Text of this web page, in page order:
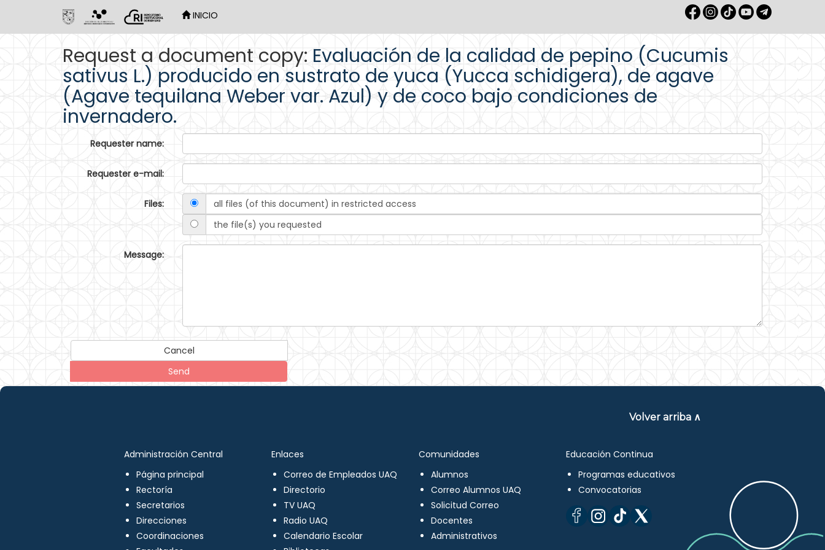
INICIO
Request a document copy: Evaluación de la calidad de pepino (Cucumis
sativus L.) producido en sustrato de yuca (Yucca schidigera), de agave
(Agave tequilana Weber var. Azul) y de coco bajo condiciones de
invernadero.
Requester name:
Requester e-mail:
Files:
all files (of this document) in restricted access
the file(s) you requested
Message:
Cancel
Send
Volver arriba ∧
Administración Central
Página principal
Rectoría
Secretarios
Direcciones
Coordinaciones
Enlaces
Correo de Empleados UAQ
Directorio
TV UAQ
Radio UAQ
Calendario Escolar
Comunidades
Alumnos
Correo Alumnos UAQ
Solicitud Correo
Docentes
Administrativos
Educación Continua
Programas educativos
Convocatorias